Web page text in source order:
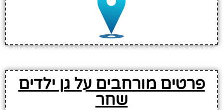
פרטים מורחבים על גן ילדים
שחר